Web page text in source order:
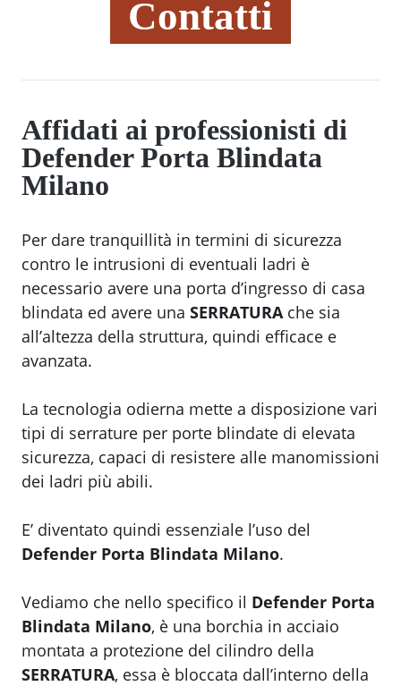
Contatti
Affidati ai professionisti di
Defender Porta Blindata
Milano
Per dare tranquillità in termini di sicurezza
contro le intrusioni di eventuali ladri è
necessario avere una porta d’ingresso di casa
blindata ed avere una SERRATURA che sia
all’altezza della struttura, quindi efficace e
avanzata.
La tecnologia odierna mette a disposizione vari
tipi di serrature per porte blindate di elevata
sicurezza, capaci di resistere alle manomissioni
dei ladri più abili.
E’ diventato quindi essenziale l’uso del
Defender Porta Blindata Milano.
Vediamo che nello specifico il Defender Porta
Blindata Milano, è una borchia in acciaio
montata a protezione del cilindro della
SERRATURA, essa è bloccata dall’interno della